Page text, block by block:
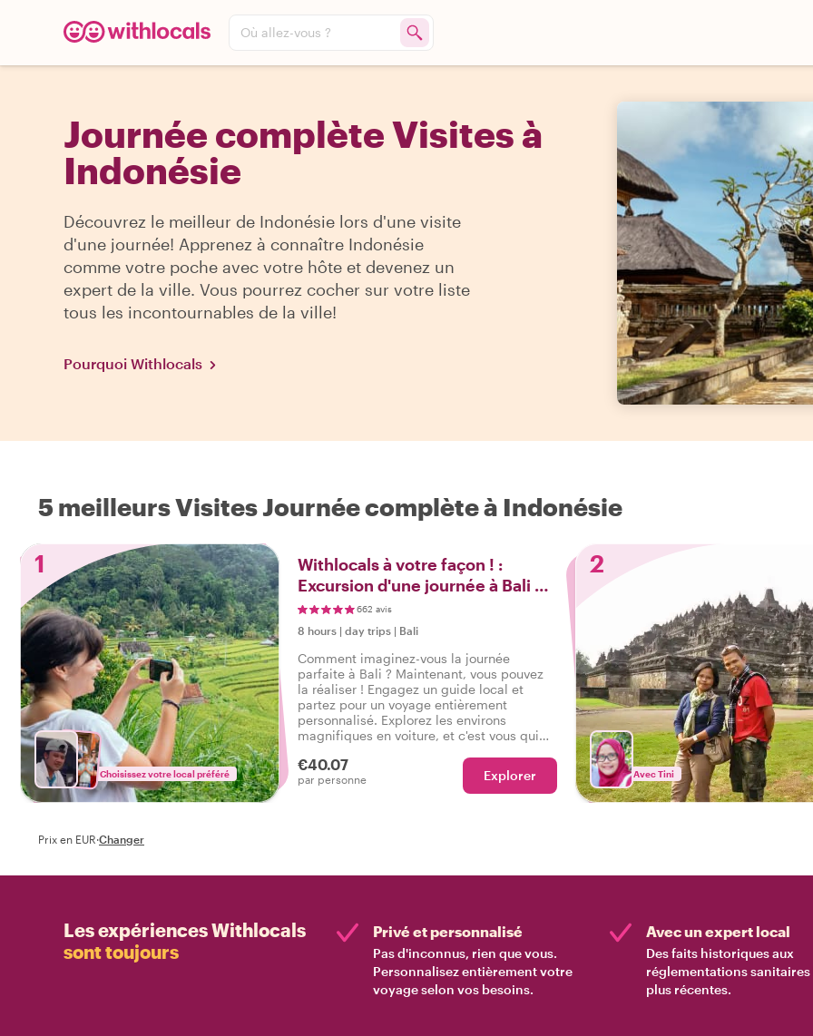
Où allez-vous ?
Journée complète Visites à
Indonésie
Découvrez le meilleur de Indonésie lors d'une visite
d'une journée! Apprenez à connaître Indonésie
comme votre poche avec votre hôte et devenez un
expert de la ville. Vous pourrez cocher sur votre liste
tous les incontournables de la ville!
Pourquoi Withlocals
5 meilleurs Visites Journée complète à Indonésie
1
Choisissez votre local préféré
Withlocals à votre façon ! :
Excursion d'une journée à Bali en
voiture 662 avis
8 hours | day trips | Bali
Comment imaginez-vous la journée
parfaite à Bali ? Maintenant, vous pouvez
la réaliser ! Engagez un guide local et
partez pour un voyage entièrement
personnalisé. Explorez les environs
magnifiques en voiture, et c'est vous qui
célèbres aux trésors cachés à la
campagne, le choix vous appartient !
€40.07
par personne Explorer
2
Avec Tini
Prix en EUR·Changer
Les expériences Withlocals
sont toujours
Privé et personnalisé
Pas d'inconnus, rien que vous.
Personnalisez entièrement votre
voyage selon vos besoins.
Avec un expert local
Des faits historiques aux
réglementations sanitaires
plus récentes.